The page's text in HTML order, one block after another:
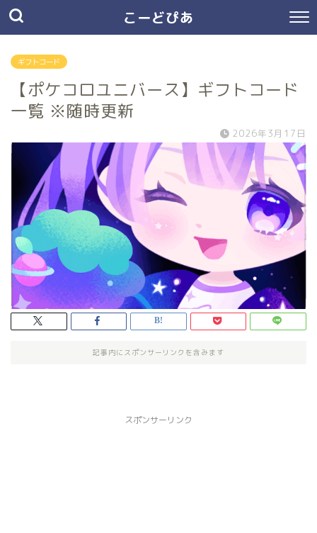
こーどぴあ
ギフトコード
【ポケコロユニバース】ギフトコード
一覧 ※随時更新
2026年3月17日
記事内にスポンサーリンクを含みます
スポンサーリンク